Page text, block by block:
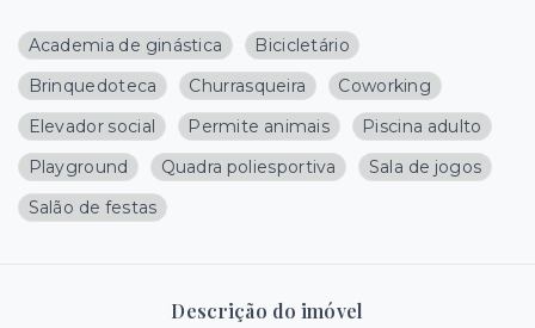
Academia de ginástica
Bicicletário
Brinquedoteca
Churrasqueira
Coworking
Elevador social
Permite animais
Piscina adulto
Playground
Quadra poliesportiva
Sala de jogos
Salão de festas
Descrição do imóvel